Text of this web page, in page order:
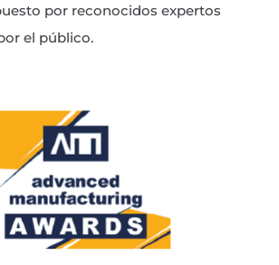
por reconocidos expertos
el público.